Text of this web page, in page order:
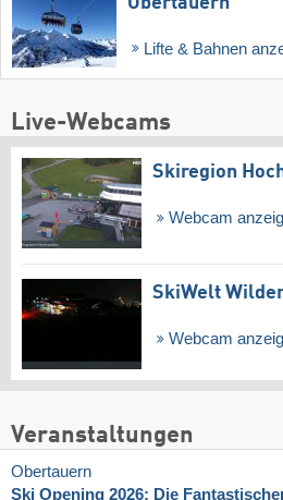
Lifte & Bahnen
Live-Webcams
Skiregion
Webcam
SkiWelt
Webcam
Veranstaltungen
Obertauern
Ski Opening 2026: Die